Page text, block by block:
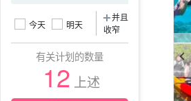
今天 明天
并且
收窄
有关计划的数量
12 上述